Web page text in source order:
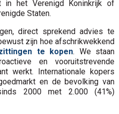
het Verenigd Koninkrijk of
Staten.
direct sprekend advies te
zijn hoe afschrikwekkend
te kopen. We staan
en vooruitstrevende
werkt. Internationale kopers
en de bevolking van
2000 met 2.000 (41%)